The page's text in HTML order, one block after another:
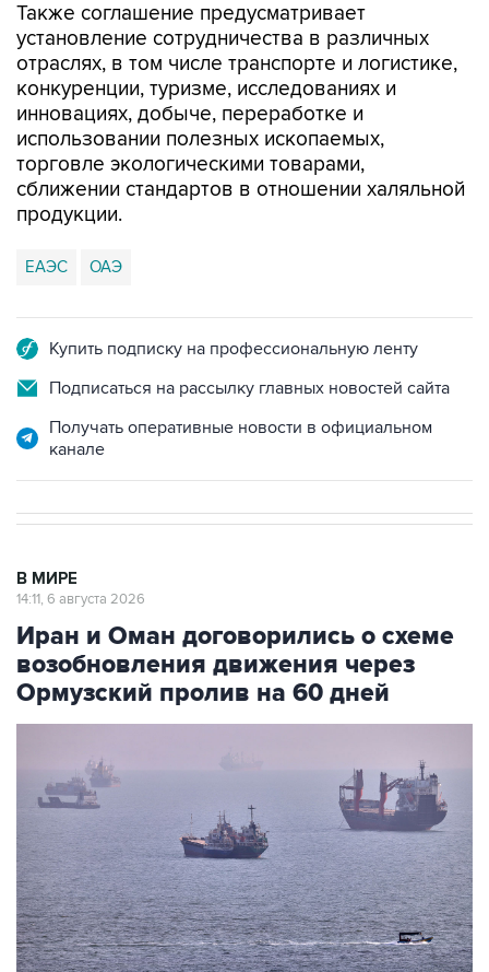
Также соглашение предусматривает
установление сотрудничества в различных
отраслях, в том числе транспорте и логистике,
конкуренции, туризме, исследованиях и
инновациях, добыче, переработке и
использовании полезных ископаемых,
торговле экологическими товарами,
сближении стандартов в отношении халяльной
продукции.
ЕАЭС ОАЭ
Купить подписку на профессиональную ленту
Подписаться на рассылку главных новостей сайта
Получать оперативные новости в официальном
канале
В МИРЕ
14:11, 6 августа 2026
Иран и Оман договорились о схеме
возобновления движения через
Ормузский пролив на 60 дней